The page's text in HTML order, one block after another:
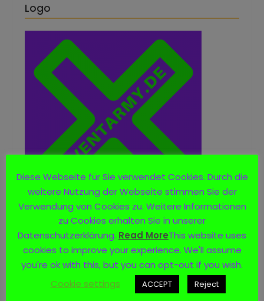
Logo
Social Media
Diese Webseite für Sie verwendet Cookies. Durch die
weitere Nutzung der Webseite stimmen Sie der
Verwendung von Cookies zu. Weitere Informationen
zu Cookies erhalten Sie in unserer
Datenschutzerklärung. Read MoreThis website uses
cookies to improve your experience. We'll assume
you're ok with this, but you can opt-out if you wish.
Cookie settings
ACCEPT Reject